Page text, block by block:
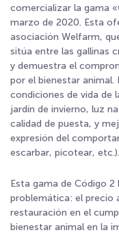
comercializar la gama
marzo de 2020. Esta
asociación Welfarm,
sitúa entre las gallinas
y demuestra el
por el bienestar animal.
condiciones de vida de
jardín de invierno, luz
calidad de puesta, y
expresión del
escarbar, picotear, etc.).
Esta gama de Código 2
problemática: el precio
restauración en el
bienestar animal en la